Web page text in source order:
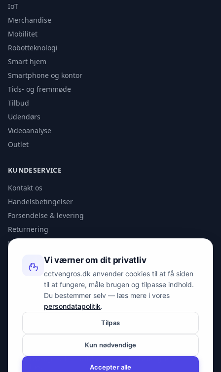
IoT
Merchandise
Mobilitet
Robotteknologi
Smart hjem
Smartphone og kontor
Tids- og fremmøde
Tilbud
Udendørs
Videoanalyse
Outlet
KUNDESERVICE
Kontakt os
Handelsbetingelser
Forsendelse & levering
Returnering
Privatlivspolitik
KONTAKT
info@spyman.dk
Peter Bangs Vej 153, 2000 Frederiksberg
© 2026 cctvengros.dk — En del af Spyman.dk. Alle rettigheder
Vi værner om dit privatliv
cctvengros.dk anvender cookies til at få siden
til at fungere, måle brugen og tilpasse indhold.
Du bestemmer selv — læs mere i vores
persondatapolitik.
Tilpas
Kun nødvendige
Accepter alle